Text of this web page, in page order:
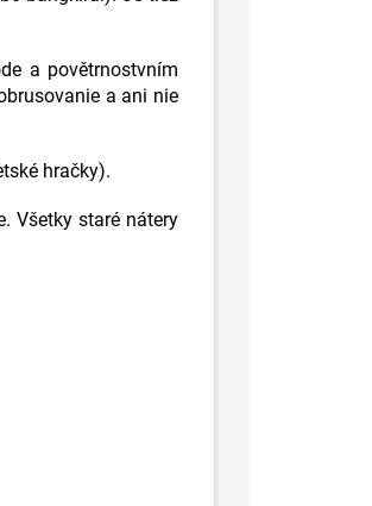
a povětrnostvním
a ani nie
hračky).
Všetky staré nátery